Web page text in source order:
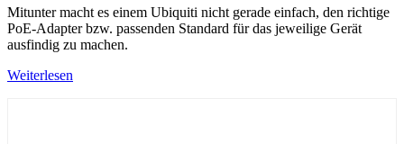
Mitunter macht es einem Ubiquiti nicht gerade einfach, den richtige
PoE-Adapter bzw. passenden Standard für das jeweilige Gerät
ausfindig zu machen.
Weiterlesen